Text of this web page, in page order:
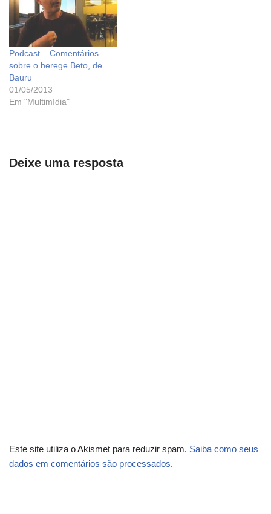
Podcast – Comentários
sobre o herege Beto, de
Bauru
01/05/2013
Em "Multimídia"
Deixe uma resposta
Este site utiliza o Akismet para reduzir spam. Saiba como seus
dados em comentários são processados.